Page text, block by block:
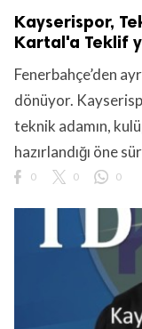
Kayserispor,
Kartal'a Teklif
Fenerbahçe’den
dönüyor.
teknik adamın,
hazırlandığı öne
0 0 0